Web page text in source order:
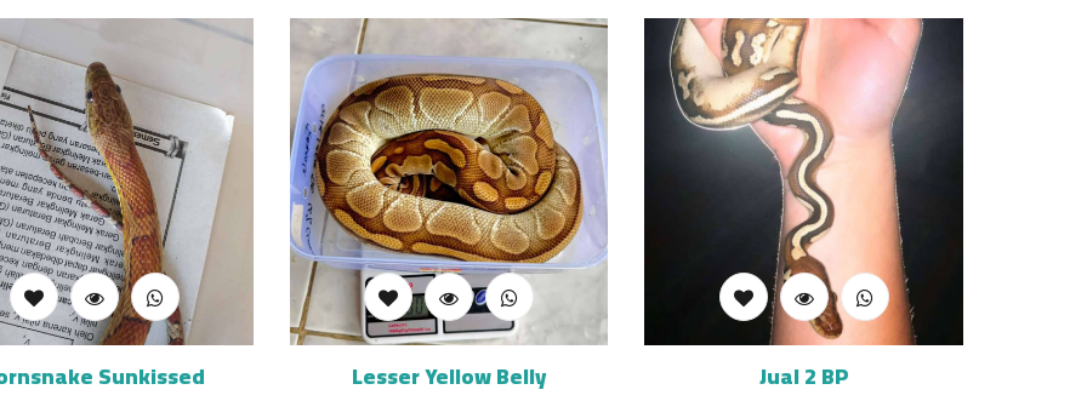
Sunkissed Lesser Yellow Belly Jual 2 BP